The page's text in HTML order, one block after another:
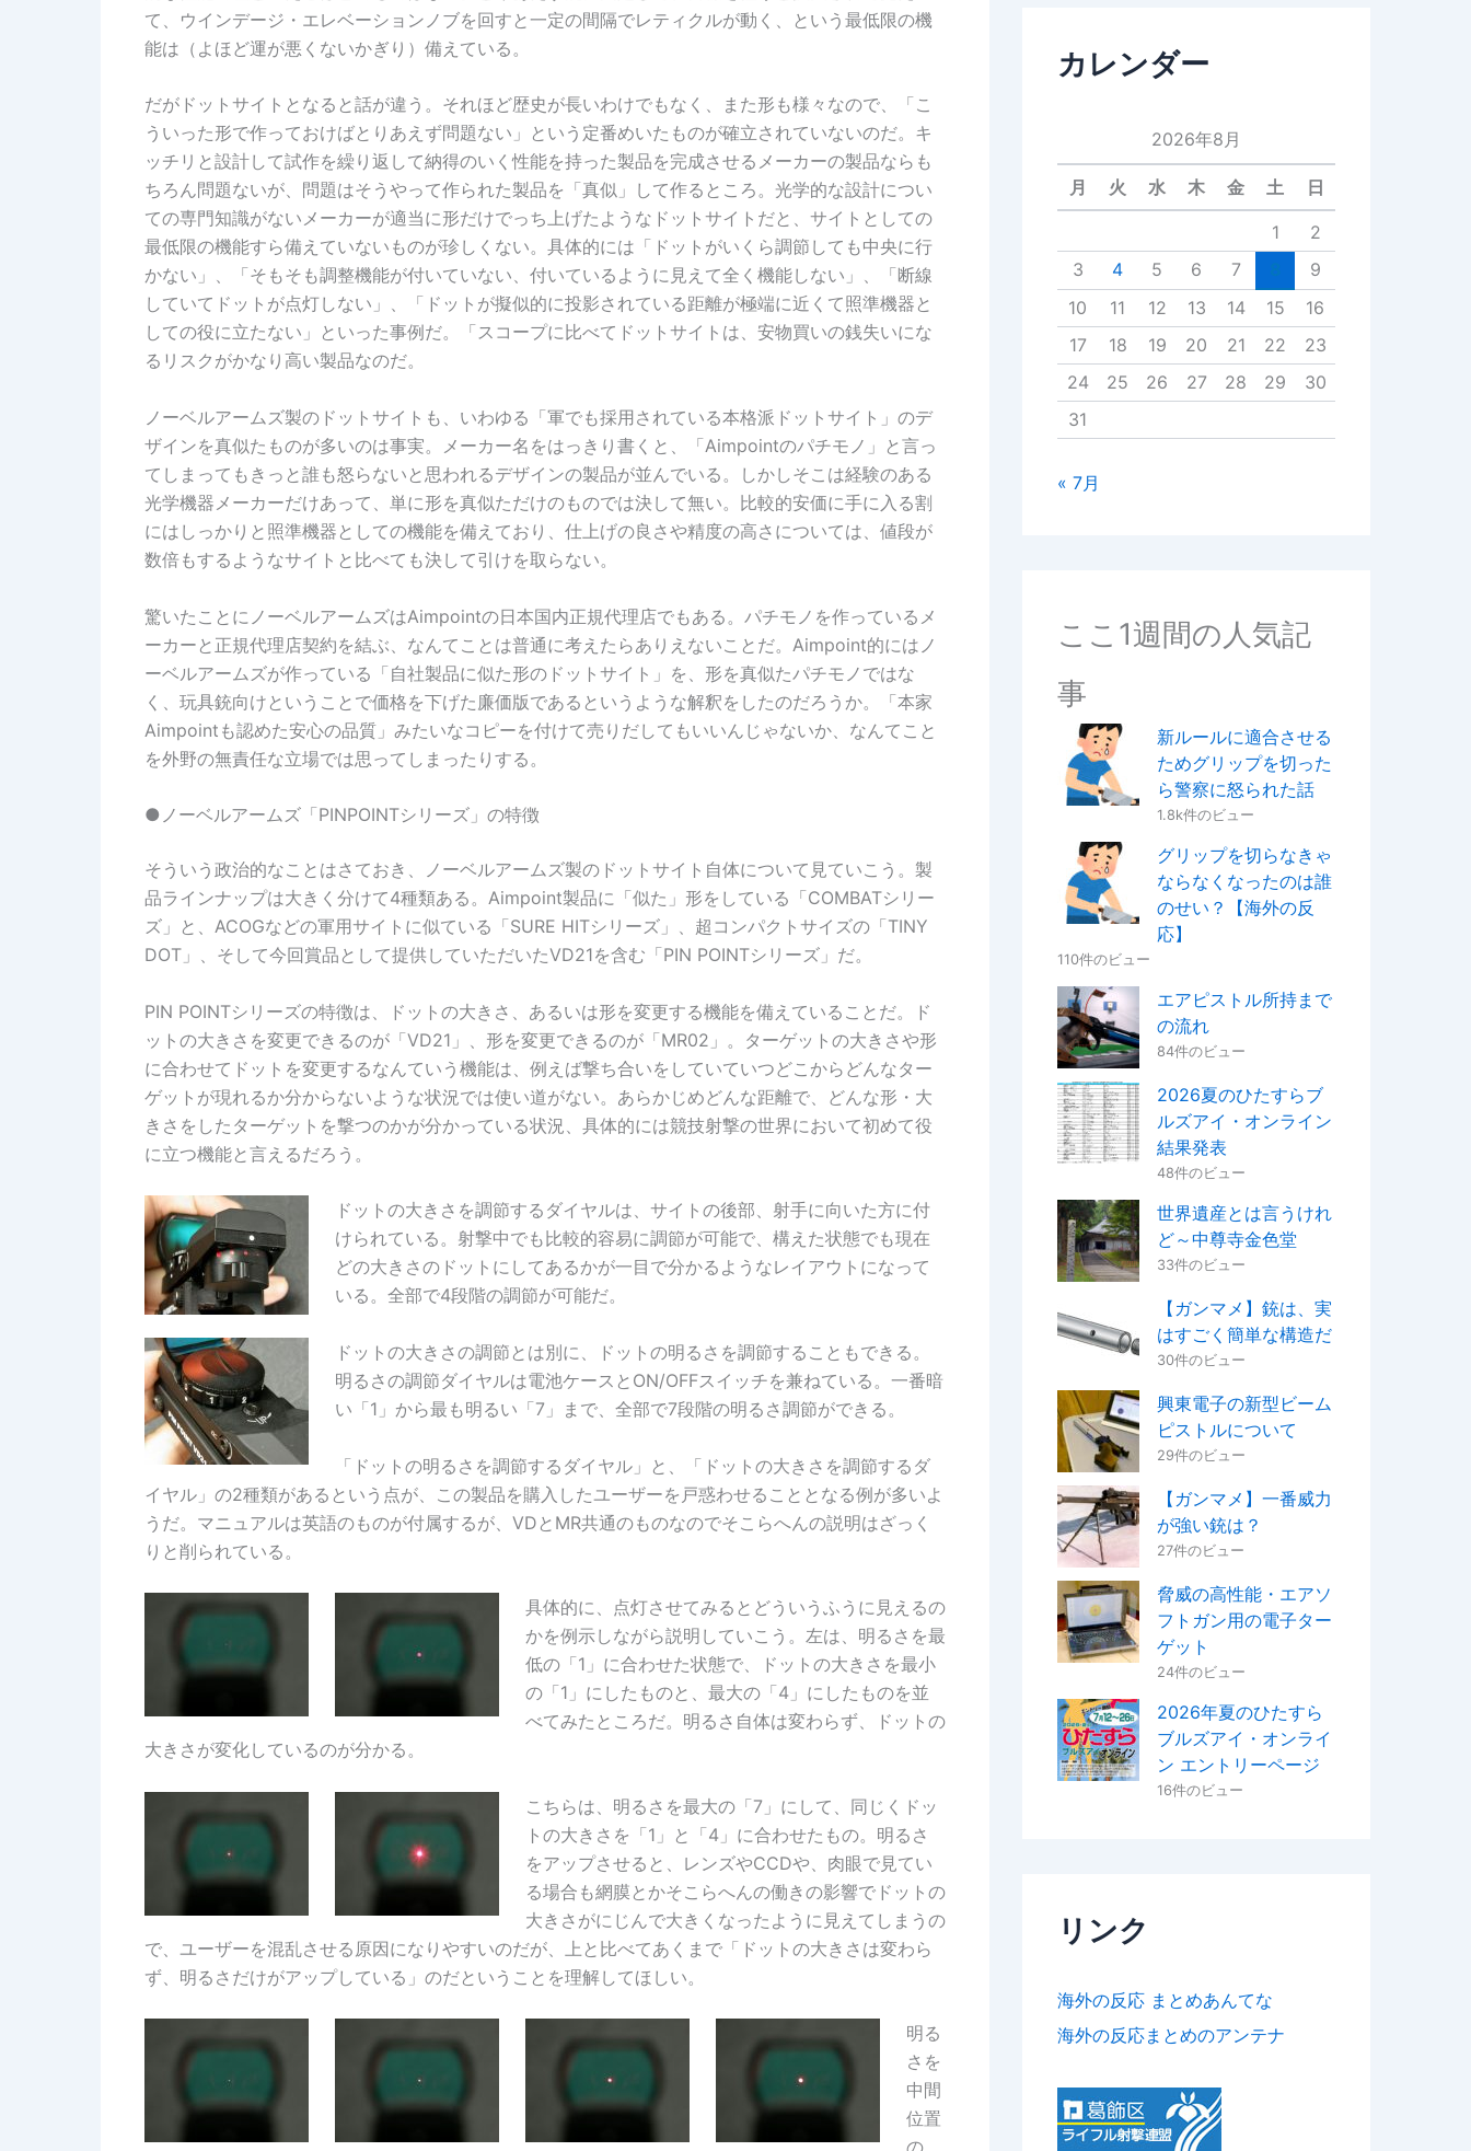
て、ウインデージ・エレベーションノブを回すと一定の間隔でレティクルが動く、という最低限の機
能は（よほど運が悪くないかぎり）備えている。
だがドットサイトとなると話が違う。それほど歴史が長いわけでもなく、また形も様々なので、「こ
ういった形で作っておけばとりあえず問題ない」という定番めいたものが確立されていないのだ。キ
ッチリと設計して試作を繰り返して納得のいく性能を持った製品を完成させるメーカーの製品ならも
ちろん問題ないが、問題はそうやって作られた製品を「真似」して作るところ。光学的な設計につい
ての専門知識がないメーカーが適当に形だけでっち上げたようなドットサイトだと、サイトとしての
最低限の機能すら備えていないものが珍しくない。具体的には「ドットがいくら調節しても中央に行
かない」、「そもそも調整機能が付いていない、付いているように見えて全く機能しない」、「断線
していてドットが点灯しない」、「ドットが擬似的に投影されている距離が極端に近くて照準機器と
しての役に立たない」といった事例だ。「スコープに比べてドットサイトは、安物買いの銭失いにな
るリスクがかなり高い製品なのだ。
ノーベルアームズ製のドットサイトも、いわゆる「軍でも採用されている本格派ドットサイト」のデ
ザインを真似たものが多いのは事実。メーカー名をはっきり書くと、「Aimpointのパチモノ」と言っ
てしまってもきっと誰も怒らないと思われるデザインの製品が並んでいる。しかしそこは経験のある
光学機器メーカーだけあって、単に形を真似ただけのものでは決して無い。比較的安価に手に入る割
にはしっかりと照準機器としての機能を備えており、仕上げの良さや精度の高さについては、値段が
数倍もするようなサイトと比べても決して引けを取らない。
驚いたことにノーベルアームズはAimpointの日本国内正規代理店でもある。パチモノを作っているメ
ーカーと正規代理店契約を結ぶ、なんてことは普通に考えたらありえないことだ。Aimpoint的にはノ
ーベルアームズが作っている「自社製品に似た形のドットサイト」を、形を真似たパチモノではな
く、玩具銃向けということで価格を下げた廉価版であるというような解釈をしたのだろうか。「本家
Aimpointも認めた安心の品質」みたいなコピーを付けて売りだしてもいいんじゃないか、なんてこと
を外野の無責任な立場では思ってしまったりする。
●ノーベルアームズ「PINPOINTシリーズ」の特徴
そういう政治的なことはさておき、ノーベルアームズ製のドットサイト自体について見ていこう。製
品ラインナップは大きく分けて4種類ある。Aimpoint製品に「似た」形をしている「COMBATシリー
ズ」と、ACOGなどの軍用サイトに似ている「SURE HITシリーズ」、超コンパクトサイズの「TINY
DOT」、そして今回賞品として提供していただいたVD21を含む「PIN POINTシリーズ」だ。
PIN POINTシリーズの特徴は、ドットの大きさ、あるいは形を変更する機能を備えていることだ。ド
ットの大きさを変更できるのが「VD21」、形を変更できるのが「MR02」。ターゲットの大きさや形
に合わせてドットを変更するなんていう機能は、例えば撃ち合いをしていていつどこからどんなター
ゲットが現れるか分からないような状況では使い道がない。あらかじめどんな距離で、どんな形・大
きさをしたターゲットを撃つのかが分かっている状況、具体的には競技射撃の世界において初めて役
に立つ機能と言えるだろう。
ドットの大きさを調節するダイヤルは、サイトの後部、射手に向いた方に付
けられている。射撃中でも比較的容易に調節が可能で、構えた状態でも現在
どの大きさのドットにしてあるかが一目で分かるようなレイアウトになって
いる。全部で4段階の調節が可能だ。
ドットの大きさの調節とは別に、ドットの明るさを調節することもできる。
明るさの調節ダイヤルは電池ケースとON/OFFスイッチを兼ねている。一番暗
い「1」から最も明るい「7」まで、全部で7段階の明るさ調節ができる。
「ドットの明るさを調節するダイヤル」と、「ドットの大きさを調節するダ
イヤル」の2種類があるという点が、この製品を購入したユーザーを戸惑わせることとなる例が多いよ
うだ。マニュアルは英語のものが付属するが、VDとMR共通のものなのでそこらへんの説明はざっく
りと削られている。
具体的に、点灯させてみるとどういうふうに見えるの
かを例示しながら説明していこう。左は、明るさを最
低の「1」に合わせた状態で、ドットの大きさを最小
の「1」にしたものと、最大の「4」にしたものを並
べてみたところだ。明るさ自体は変わらず、ドットの
大きさが変化しているのが分かる。
こちらは、明るさを最大の「7」にして、同じくドッ
トの大きさを「1」と「4」に合わせたもの。明るさ
をアップさせると、レンズやCCDや、肉眼で見てい
る場合も網膜とかそこらへんの働きの影響でドットの
大きさがにじんで大きくなったように見えてしまうの
で、ユーザーを混乱させる原因になりやすいのだが、上と比べてあくまで「ドットの大きさは変わら
ず、明るさだけがアップしている」のだということを理解してほしい。
明る
さを
中間
位置
カレンダー
2026年8月
月 火 水 木 金 土 日
1
2
3
4 5 6 7
9
10
11 12 13 14 15
16
17
18 19 20 21 22
23
24
25 26 27 28 29
30
31
« 7月
ここ1週間の人気記
事
新ルールに適合させる
ためグリップを切った
ら警察に怒られた話
1.8k件のビュー
グリップを切らなきゃ
ならなくなったのは誰
のせい？【海外の反
応】
110件のビュー
エアピストル所持まで
の流れ
84件のビュー
2026夏のひたすらブ
ルズアイ・オンライン
結果発表
48件のビュー
世界遺産とは言うけれ
ど～中尊寺金色堂
33件のビュー
【ガンマメ】銃は、実
はすごく簡単な構造だ
30件のビュー
興東電子の新型ビーム
ピストルについて
29件のビュー
【ガンマメ】一番威力
が強い銃は？
27件のビュー
脅威の高性能・エアソ
フトガン用の電子ター
ゲット
24件のビュー
2026年夏のひたすら
ブルズアイ・オンライ
ン エントリーページ
16件のビュー
リンク
海外の反応 まとめあんてな
海外の反応まとめのアンテナ